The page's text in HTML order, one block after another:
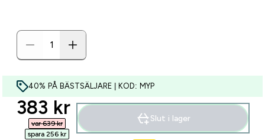
40% PÅ BÄSTSÄLJARE | KOD: MYP
discounted price
383 kr‎
var 639 kr‎
spara 256 kr‎
Slut i lager